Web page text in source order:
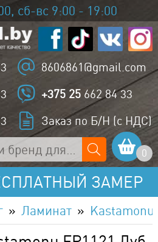
сб-вс 9:00 - 19:00
8606861@gmail.com
+375 25 662 84 33
Заказ по Б/Н (с НДС)
0
ЗАМЕР
Ламинат Kastamonu